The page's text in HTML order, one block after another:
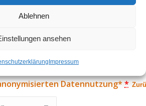
Ablehnen
ansehen
Impressum
2 Monate
€5,08 pro Monat
Datennutzung**